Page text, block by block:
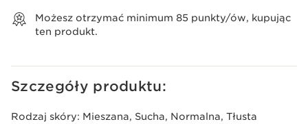
Możesz otrzymać minimum 85 punkty/ów, kupując
ten produkt.
Szczegóły produktu:
Rodzaj skóry: Mieszana, Sucha, Normalna, Tłusta